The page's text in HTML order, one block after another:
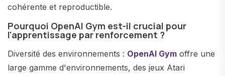
cohérente et reproductible.
Pourquoi OpenAI Gym est-il crucial pour
l'apprentissage par renforcement ?
Diversité des environnements : OpenAI Gym offre une
large gamme d'environnements, des jeux Atari